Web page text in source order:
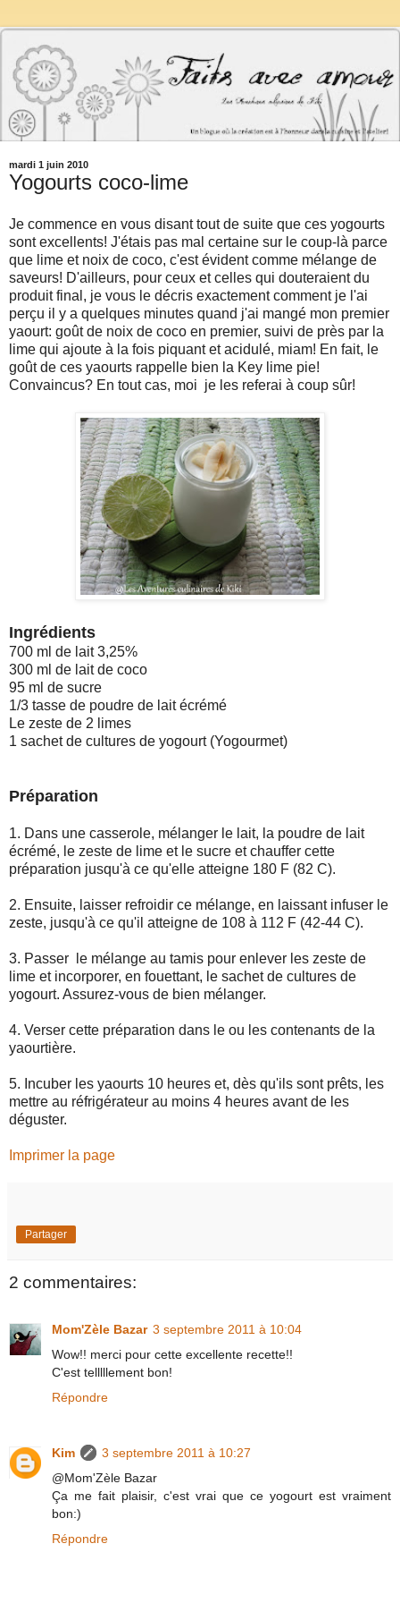
mardi 1 juin 2010
Yogourts coco-lime
Je commence en vous disant tout de suite que ces yogourts
sont excellents! J'étais pas mal certaine sur le coup-là parce
que lime et noix de coco, c'est évident comme mélange de
saveurs! D'ailleurs, pour ceux et celles qui douteraient du
produit final, je vous le décris exactement comment je l'ai
perçu il y a quelques minutes quand j'ai mangé mon premier
yaourt: goût de noix de coco en premier, suivi de près par la
lime qui ajoute à la fois piquant et acidulé, miam! En fait, le
goût de ces yaourts rappelle bien la Key lime pie!
Convaincus? En tout cas, moi je les referai à coup sûr!
Ingrédients
700 ml de lait 3,25%
300 ml de lait de coco
95 ml de sucre
1/3 tasse de poudre de lait écrémé
Le zeste de 2 limes
1 sachet de cultures de yogourt (Yogourmet)
Préparation
1. Dans une casserole, mélanger le lait, la poudre de lait
écrémé, le zeste de lime et le sucre et chauffer cette
préparation jusqu'à ce qu'elle atteigne 180 F (82 C).
2. Ensuite, laisser refroidir ce mélange, en laissant infuser le
zeste, jusqu'à ce qu'il atteigne de 108 à 112 F (42-44 C).
3. Passer le mélange au tamis pour enlever les zeste de
lime et incorporer, en fouettant, le sachet de cultures de
yogourt. Assurez-vous de bien mélanger.
4. Verser cette préparation dans le ou les contenants de la
yaourtière.
5. Incuber les yaourts 10 heures et, dès qu'ils sont prêts, les
mettre au réfrigérateur au moins 4 heures avant de les
déguster.
Imprimer la page
Partager
2 commentaires:
Mom'Zèle Bazar 3 septembre 2011 à 10:04
Wow!! merci pour cette excellente recette!!
C'est telllllement bon!
Répondre
Kim
3 septembre 2011 à 10:27
@Mom'Zèle Bazar
Ça me fait plaisir, c'est vrai que ce yogourt est vraiment
bon:)
Répondre